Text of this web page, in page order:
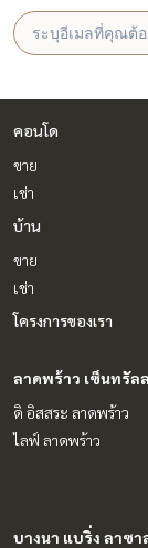
คอนโด
ขาย
เช่า
บ้าน
ขาย
เช่า
โครงการของเรา
ลาดพร้าว เซ็นทรัล
ดิ อิสสระ ลาดพร้าว
ไลฟ์ ลาดพร้าว
บางนา แบริ่ง ลาซา